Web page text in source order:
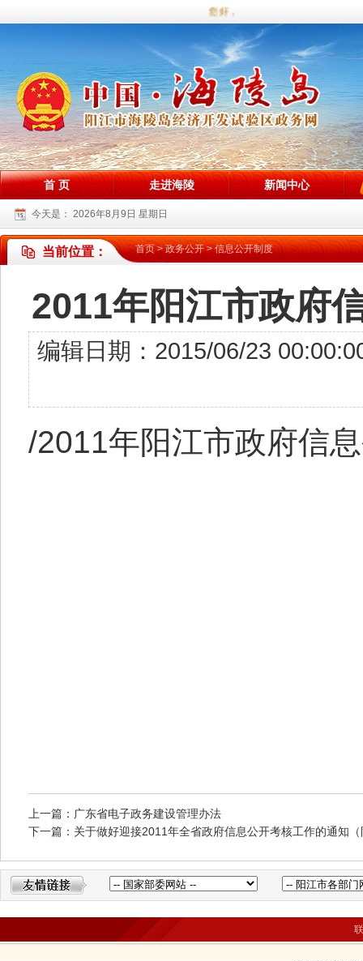
您好，欢迎访问海陵试验区政务网站
首 页 走进海陵 新闻中心
今天是： 2026年8月9日 星期日
当前位置： 首页>政务公开>信息公开制度
2011年阳江市政府
编辑日期：2015/06/23
/2011年阳江市政府信
上一篇：广东省电子政务建设管理办法
下一篇：关于做好迎接2011年全省政府信息公开考核工作的通知